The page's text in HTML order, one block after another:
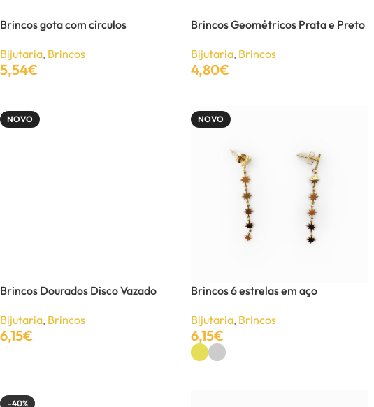
BIJUTARIA
Brincos
Brincos
Brincos gota com círculos
Bijutaria, Brincos
5,54€
Brincos Geométricos Prata e Preto
Bijutaria, Brincos
4,80€
NOVO
Brincos Dourados Disco Vazado
Bijutaria, Brincos
6,15€
NOVO
Brincos 6 estrelas em aço
Bijutaria, Brincos
6,15€
Ver Opções
-40%